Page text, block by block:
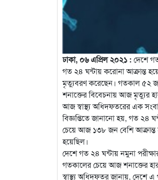
ঢাকা, ০৬ এপ্রিল ২০২১ : দেশে
গত ২৪ ঘন্টায় করোনা আক্রান্ত
মৃত্যুবরণ করেছেন। গতকাল ৫২
শনাক্তের বিবেচনায় আজ মৃত্যুর
আজ স্বাস্থ্য অধিদফতরের এক
বিজ্ঞপ্তিতে জানানো হয়, গত ২৪
চেয়ে আজ ১৩৮ জন বেশি আক্রান্ত
হয়েছিল।
দেশে গত ২৪ ঘন্টায় নমুনা
গতকালের চেয়ে আজ শনাক্তের
স্বাস্থ্য অধিদফতর জানায়, দেশে